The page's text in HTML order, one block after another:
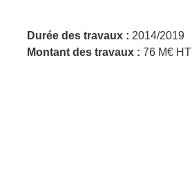
Durée des travaux : 2014/2019
Montant des travaux : 76 M€ HT